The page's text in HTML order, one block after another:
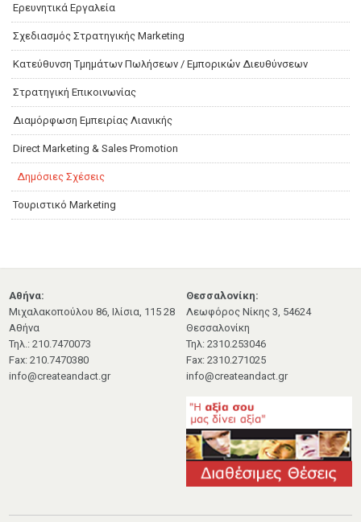
Ερευνητικά Εργαλεία
Σχεδιασμός Στρατηγικής Marketing
Κατεύθυνση Τμημάτων Πωλήσεων / Εμπορικών Διευθύνσεων
Στρατηγική Επικοινωνίας
Διαμόρφωση Εμπειρίας Λιανικής
Direct Marketing & Sales Promotion
Δημόσιες Σχέσεις
Τουριστικό Marketing
Αθήνα:
Μιχαλακοπούλου 86, Ιλίσια, 115 28
Αθήνα
Τηλ.: 210.7470073
Fax: 210.7470380
info@createandact.gr
Θεσσαλονίκη:
Λεωφόρος Νίκης 3, 54624
Θεσσαλονίκη
Τηλ: 2310.253046
Fax: 2310.271025
info@createandact.gr